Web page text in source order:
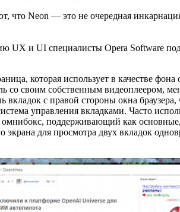
что Neon — это не очередная
UX и UI специалисты Opera Software
которая использует в качестве фона
со своим собственным видеоплеером,
вкладок с правой стороны окна
управления вкладками. Часто
поддерживающий как
экрана для просмотра двух вкладок